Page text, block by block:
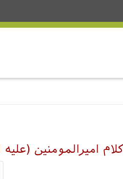
امیرالمومنین (عليه